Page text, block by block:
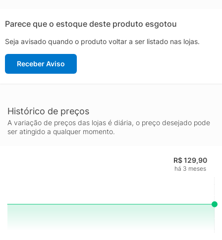
Parece que o estoque deste produto esgotou
Seja avisado quando o produto voltar a ser listado nas lojas.
Receber Aviso
Histórico de preços
A variação de preços das lojas é diária, o preço desejado pode
ser atingido a qualquer momento.
R$ 129,90
há 3 meses